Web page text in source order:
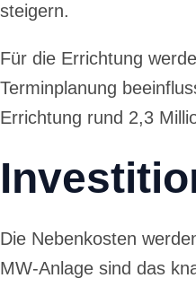
steigern.
Für die Errichtung
Terminplanung
Errichtung rund 2,3
Die Nebenkosten
MW-Anlage sind das